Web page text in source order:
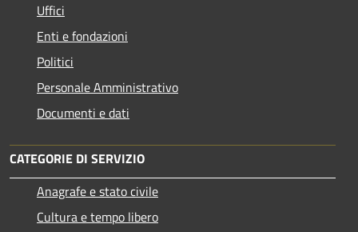
Uffici
Enti e fondazioni
Politici
Personale Amministrativo
Documenti e dati
CATEGORIE DI SERVIZIO
Anagrafe e stato civile
Cultura e tempo libero